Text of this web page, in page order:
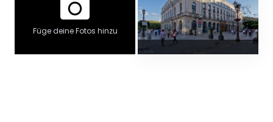
Füge deine Fotos hinzu